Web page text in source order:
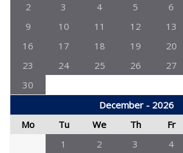
2
3 4 5 6
9
10 11 12 13
16
17 18 19 20
23
24 25 26 27
30
December - 2026
Mo
Tu We Th Fr
1
2 3 4